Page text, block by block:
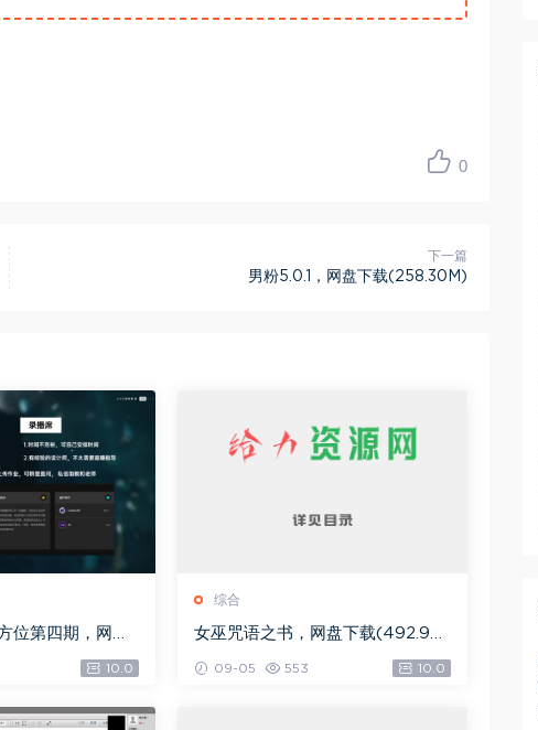
0
下一篇
男粉5.0.1，网盘下载(258.30M)
位第四期，网盘
10.0
综合
女巫咒语之书，网盘下载(492.99
09-05 553 10.0